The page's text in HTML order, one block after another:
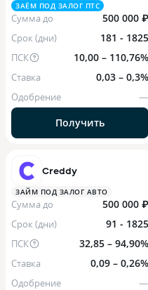
ЗАЁМ ПОД ЗАЛОГ ПТС
Сумма до 500 000 ₽
Срок (дни) 181 - 1825
ПСК 10,00 – 110,76%
Ставка 0,03 – 0,3%
Одобрение
—
Получить
Creddy
ЗАЙМ ПОД ЗАЛОГ АВТО
Сумма до 500 000 ₽
Срок (дни) 91 - 1825
ПСК 32,85 – 94,90%
Ставка 0,09 – 0,26%
Одобрение
—